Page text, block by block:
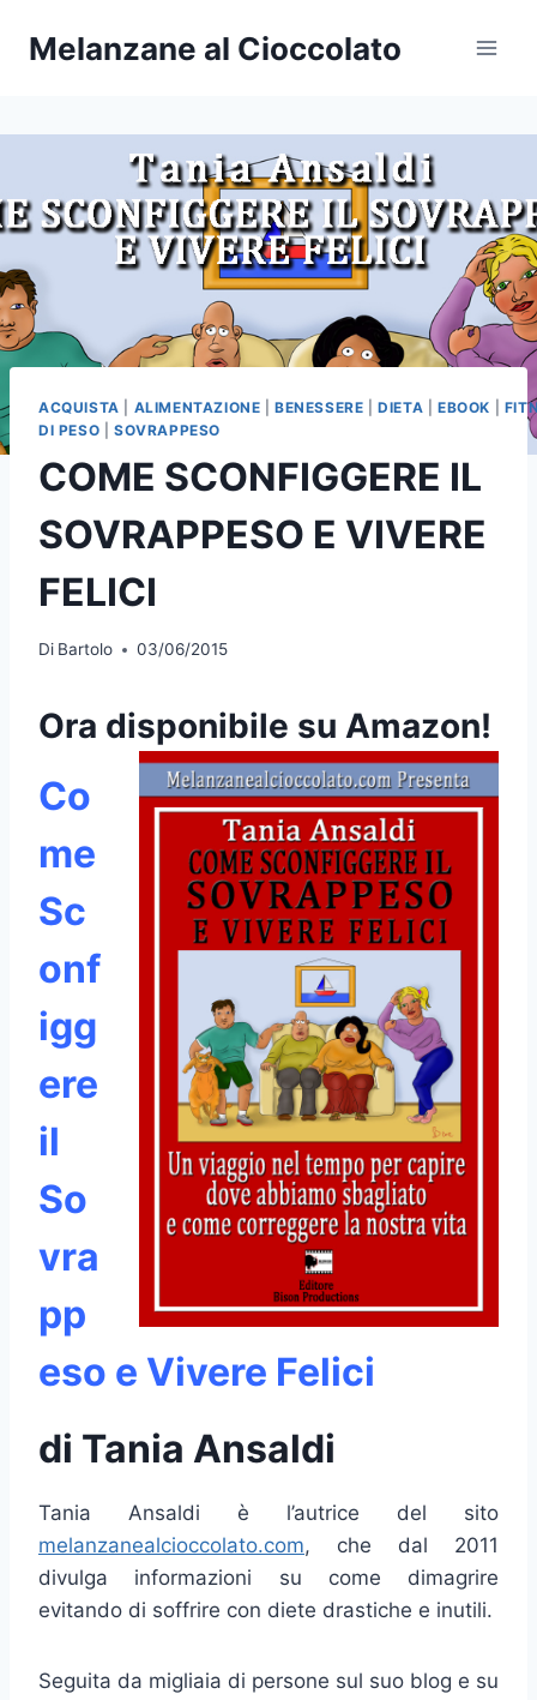
Melanzane al Cioccolato
ACQUISTA ALIMENTAZIONE |BENESSERE |DIETA |EBOOK
DI PESO
SOVRAPPESO
COME SCONFIGGERE IL
SOVRAPPESO E VIVERE
FELICI
Di Bartolo 03/06/2015
Ora disponibile su Amazon!
Co
me
Sc
onf
igg
ere
il
So
vra
pp
eso e Vivere Felici
di Tania Ansaldi
Tania Ansaldi è l’autrice del sito
melanzanealcioccolato.com, che dal 2011
divulga informazioni su come dimagrire
evitando di soffrire con diete drastiche e inutili.
Seguita da migliaia di persone sul suo blog e su